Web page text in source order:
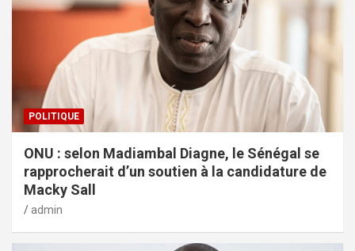
POLITIQUE
ONU : selon Madiambal Diagne, le Sénégal se
rapprocherait d’un soutien à la candidature de
Macky Sall
admin